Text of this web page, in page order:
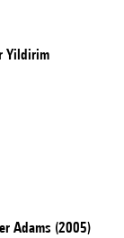
Yildirim
Adams (2005)